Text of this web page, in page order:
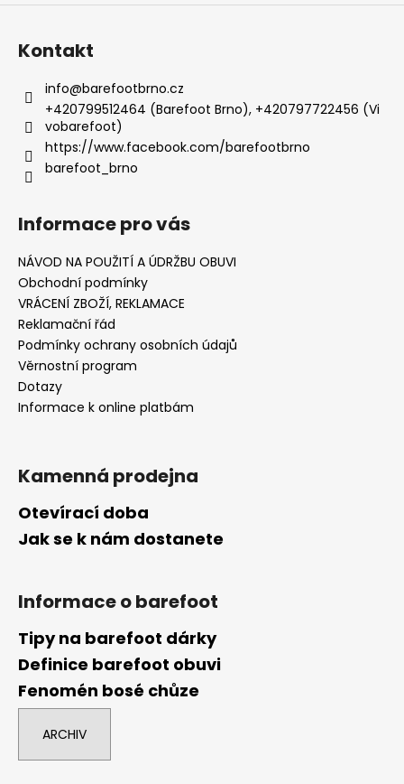
Kontakt
info@barefootbrno.cz
+420799512464 (Barefoot Brno), +420797722456 (Vi
vobarefoot)
https://www.facebook.com/barefootbrno
barefoot_brno
Informace pro vás
NÁVOD NA POUŽITÍ A ÚDRŽBU OBUVI
Obchodní podmínky
VRÁCENÍ ZBOŽÍ, REKLAMACE
Reklamační řád
Podmínky ochrany osobních údajů
Věrnostní program
Dotazy
Informace k online platbám
Kamenná prodejna
Otevírací doba
Jak se k nám dostanete
Informace o barefoot
Tipy na barefoot dárky
Definice barefoot obuvi
Fenomén bosé chůze
ARCHIV